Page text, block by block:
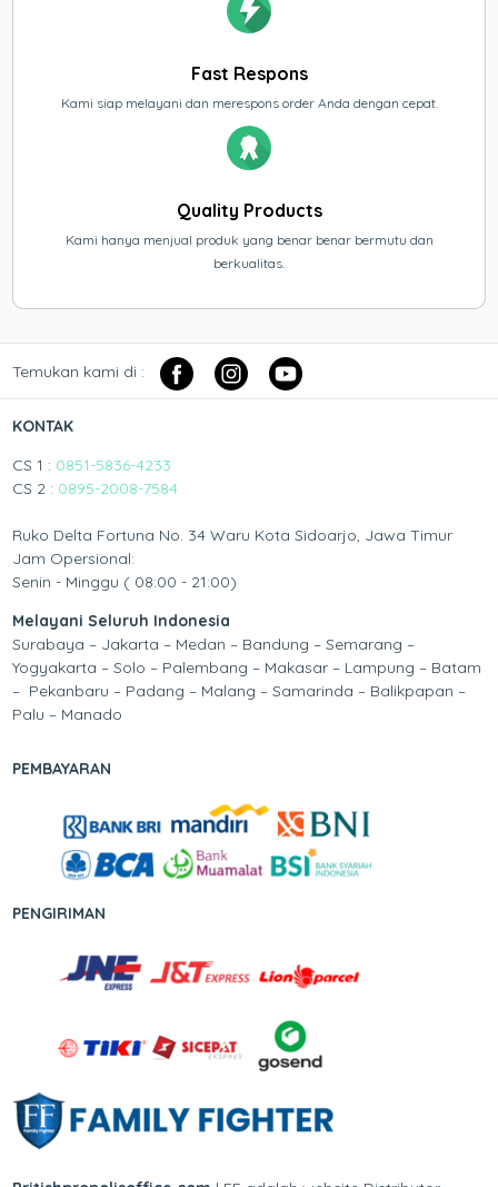
Fast Respons
Kami siap melayani dan merespons order Anda dengan cepat.
Quality Products
Kami hanya menjual produk yang benar benar bermutu dan
berkualitas.
Temukan kami di :
KONTAK
CS 1 : 0851-5836-4233
CS 2 : 0895-2008-7584
Ruko Delta Fortuna No. 34 Waru Kota Sidoarjo, Jawa Timur
Jam Opersional:
Senin - Minggu ( 08:00 - 21:00)
Melayani Seluruh Indonesia
Surabaya – Jakarta – Medan – Bandung – Semarang –
Yogyakarta – Solo – Palembang – Makasar – Lampung – Batam
– Pekanbaru – Padang – Malang – Samarinda – Balikpapan –
Palu – Manado
PEMBAYARAN
PENGIRIMAN